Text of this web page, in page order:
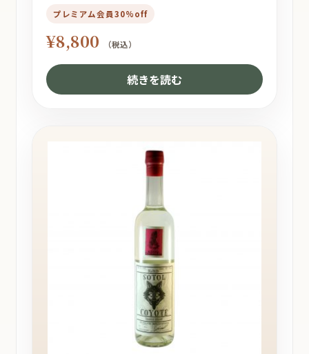
プレミアム会員30%off
¥8,800 （税込）
続きを読む